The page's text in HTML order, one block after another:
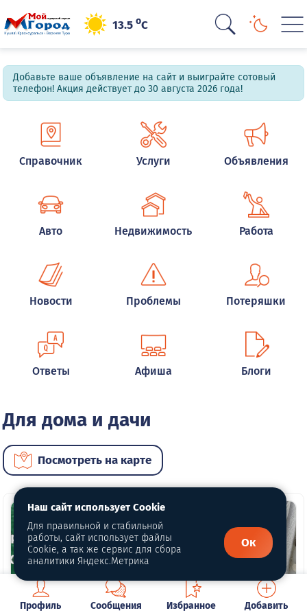
13.5oC
Добавьте ваше объявление на сайт и выиграйте сотовый
телефон! Акция действует до 30 августа 2026 года!
Справочник Услуги Объявления
Авто Недвижимость Работа
Новости Проблемы Потеряшки
Ответы Афиша Блоги
Для дома и дачи
Посмотреть на карте
1 фото
Профиль Сообщения Избранное Добавить
Наш сайт использует Cookie
Для правильной и стабильной
работы, сайт использует файлы
Cookie, а так же сервис для сбора
аналитики Яндекс.Метрика
Ок